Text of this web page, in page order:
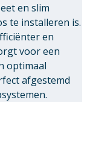
en slim
te installeren is.
en
voor een
optimaal
afgestemd